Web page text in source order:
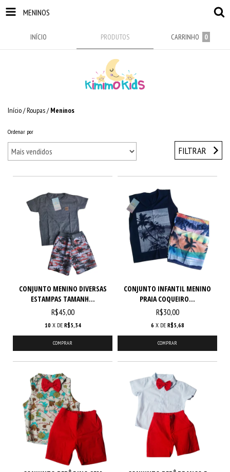
MENINOS
INÍCIO PRODUTOS CARRINHO 0
Início/Roupas/ Meninos
Ordenar por
FILTRAR
CONJUNTO MENINO DIVERSAS
ESTAMPAS TAMANH...
R$45,00
10 X DE R$5,34
COMPRAR
CONJUNTO INFANTIL MENINO
PRAIA COQUEIRO...
R$30,00
6 X DE R$5,68
COMPRAR